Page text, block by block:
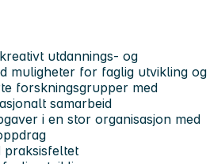
utdannings- og
muligheter for faglig utvikling og
forskningsgrupper med
samarbeid
i en stor organisasjon med
praksisfeltet